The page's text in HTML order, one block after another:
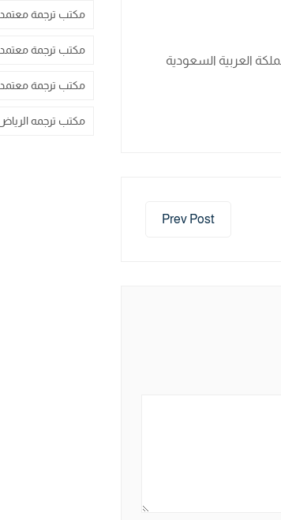
العربية السعودية
Prev Post
مكتب ترجمة
مكتب ترجمة
مكتب ترجمة
مكتب ترجمه